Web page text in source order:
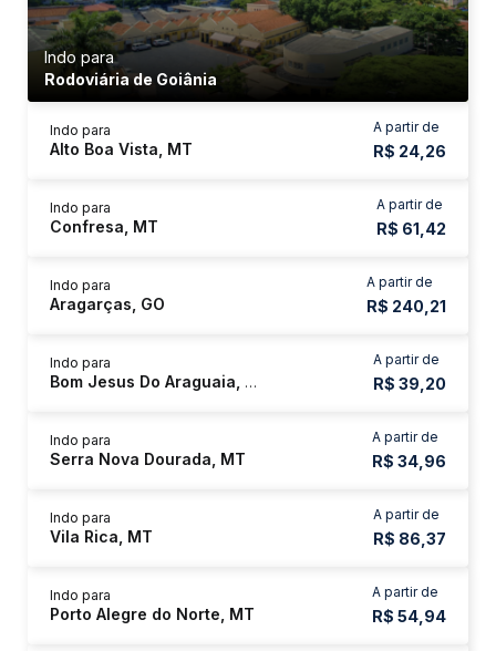
Indo para
Rodoviária de Goiânia
A partir de
R$ 24,26
Indo para
Alto Boa Vista, MT
A partir de
R$ 61,42
Indo para
Confresa, MT
A partir de
R$ 240,21
Indo para
Aragarças, GO
A partir de
R$ 39,20
Indo para
Bom Jesus Do Araguaia, MT
A partir de
R$ 34,96
Indo para
Serra Nova Dourada, MT
A partir de
R$ 86,37
Indo para
Vila Rica, MT
A partir de
R$ 54,94
Indo para
Porto Alegre do Norte, MT